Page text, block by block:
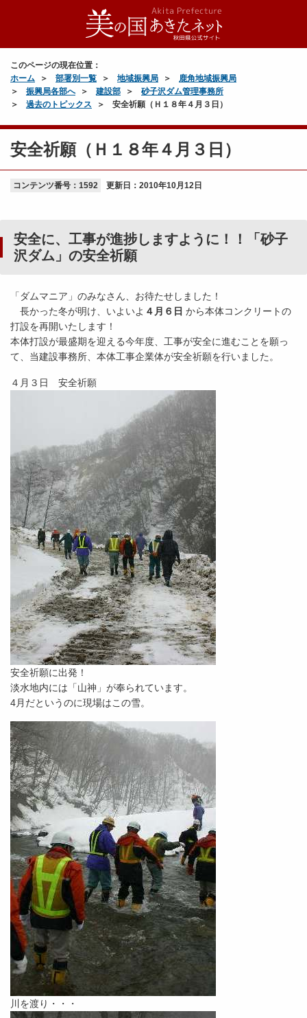
このページの現在位置：
ホーム
部署別一覧 地域振興局
鹿角地域振興局
振興局各部へ
建設部
砂子沢ダム管理事務所
過去のトピックス
安全祈願（Ｈ１８年４月３日）
安全祈願（Ｈ１８年４月３日）
コンテンツ番号：1592 更新日： 2010年10月12日
安全に、工事が進捗しますように！！「砂子
沢ダム」の安全祈願
「ダムマニア」のみなさん、お待たせしました！
長かった冬が明け、いよいよ ４月６日 から本体コンクリートの
打設を再開いたします！
本体打設が最盛期を迎える今年度、工事が安全に進むことを願っ
て、当建設事務所、本体工事企業体が安全祈願を行いました。
４月３日 安全祈願
安全祈願に出発！
淡水地内には「山神」が奉られています。
4月だというのに現場はこの雪。
川を渡り・・・